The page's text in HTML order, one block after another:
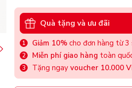
Quà tặng và ưu đãi
Giảm 10% cho đơn hàng từ
Miễn phí giao hàng toàn
Tặng ngay voucher 10.000